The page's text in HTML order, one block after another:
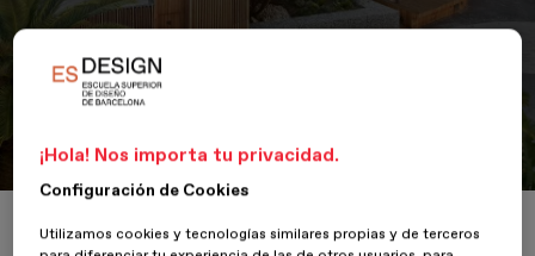
Portfolio
Accesos al Liceo Francés
¡Hola! Nos importa tu privacidad.
Configuración de Cookies
Utilizamos cookies y tecnologías similares propias y de terceros